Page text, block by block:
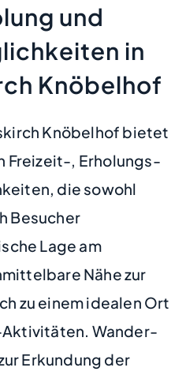
und
in
Knöbelhof
Knöbelhof bietet
Freizeit-, Erholungs-
die sowohl
Besucher
Lage am
Nähe zur
zu einem idealen Ort
Wander-
Erkundung der